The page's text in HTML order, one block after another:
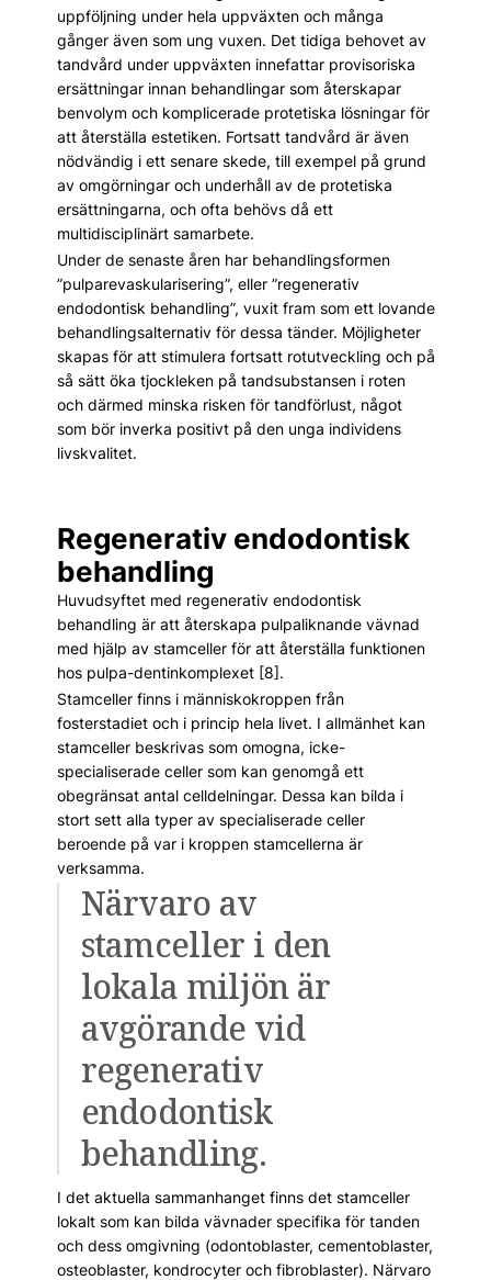
uppföljning under hela uppväxten och många
gånger även som ung vuxen. Det tidiga behovet av
tandvård under uppväxten innefattar provisoriska
ersättningar innan behandlingar som återskapar
benvolym och komplicerade protetiska lösningar för
att återställa estetiken. Fortsatt tandvård är även
nödvändig i ett senare skede, till exempel på grund
av omgörningar och underhåll av de protetiska
ersättningarna, och ofta behövs då ett
multidisciplinärt samarbete.
Under de senaste åren har behandlingsformen
”pulparevaskularisering”, eller ”regenerativ
endodontisk behandling”, vuxit fram som ett lovande
behandlingsalternativ för dessa tänder. Möjligheter
skapas för att stimulera fortsatt rotutveckling och på
så sätt öka tjockleken på tandsubstansen i roten
och därmed minska risken för tandförlust, något
som bör inverka positivt på den unga individens
livskvalitet.
Regenerativ endodontisk
behandling
Huvudsyftet med regenerativ endodontisk
behandling är att återskapa pulpaliknande vävnad
med hjälp av stamceller för att återställa funktionen
hos pulpa-dentinkomplexet [8].
Stamceller finns i människokroppen från
fosterstadiet och i princip hela livet. I allmänhet kan
stamceller beskrivas som omogna, icke-
specialiserade celler som kan genomgå ett
obegränsat antal celldelningar. Dessa kan bilda i
stort sett alla typer av specialiserade celler
beroende på var i kroppen stamcellerna är
verksamma.
Närvaro av
stamceller i den
lokala miljön är
avgörande vid
regenerativ
endodontisk
behandling.
I det aktuella sammanhanget finns det stamceller
lokalt som kan bilda vävnader specifika för tanden
och dess omgivning (odontoblaster, cementoblaster,
osteoblaster, kondrocyter och fibroblaster). Närvaro